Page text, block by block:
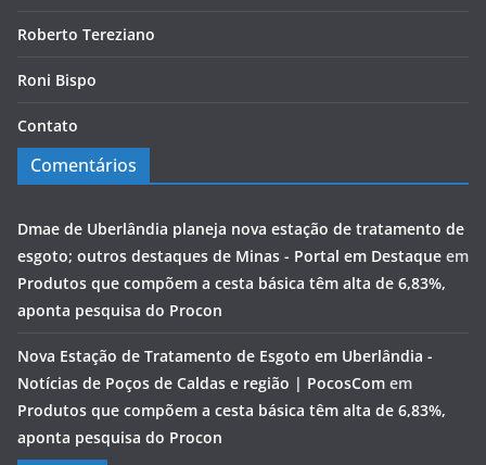
Roberto Tereziano
Roni Bispo
Contato
Comentários
Dmae de Uberlândia planeja nova estação de tratamento de
esgoto; outros destaques de Minas - Portal em Destaque em
Produtos que compõem a cesta básica têm alta de 6,83%,
aponta pesquisa do Procon
Nova Estação de Tratamento de Esgoto em Uberlândia -
Notícias de Poços de Caldas e região | PocosCom em
Produtos que compõem a cesta básica têm alta de 6,83%,
aponta pesquisa do Procon